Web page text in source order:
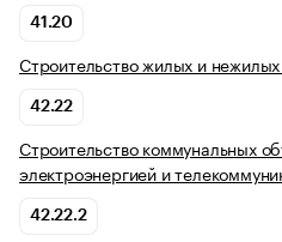
41.20
Строительство жилых и
42.22
Строительство коммунальных
электроэнергией и
42.22.2